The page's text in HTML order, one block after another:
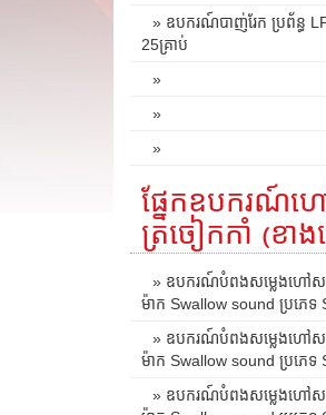
» ឧបករណ៍បាញ់រែក ប្រព័ន្ធ
25គ្រាប់
»
»
»
ផ្នែកឧបករណ៍ហ
ត្រចៀកកាំ (ខាង
» ឧបករណ៍បំពងសម្លេងហៅសត្
ម៉ាក Swallow sound ប្រភេទ
» ឧបករណ៍បំពងសម្លេងហៅសត្
ម៉ាក Swallow sound ប្រភេទ
» ឧបករណ៍បំពងសម្លេងហៅសត្